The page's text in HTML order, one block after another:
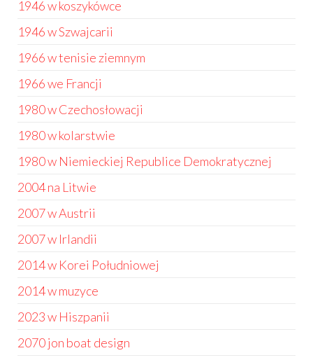
1946 w koszykówce
1946 w Szwajcarii
1966 w tenisie ziemnym
1966 we Francji
1980 w Czechosłowacji
1980 w kolarstwie
1980 w Niemieckiej Republice Demokratycznej
2004 na Litwie
2007 w Austrii
2007 w Irlandii
2014 w Korei Południowej
2014 w muzyce
2023 w Hiszpanii
2070 jon boat design